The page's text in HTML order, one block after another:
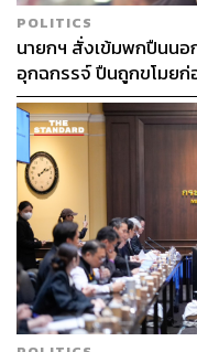
เพราะในเบื้องหลังมี
ตำแหน่งผู้อำนวยการสโ
ส์อีกที โดยชื่อที่ออกมาคื
ของบอร์นมัธ ที่ได้รับก
วงการ และมีส่วนสำคัญ
POLITICS
นายกฯ สั่งเข้มพกปืนนอ
อุกฉกรรจ์ ปืนถูกขโมยก่